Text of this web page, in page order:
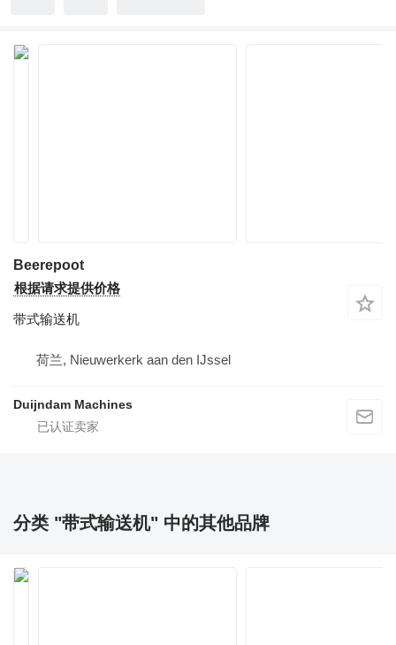
Beerepoot
根据请求提供价格
带式输送机
荷兰, Nieuwerkerk aan den IJssel
Duijndam Machines
分类 "带式输送机" 中的其他品牌